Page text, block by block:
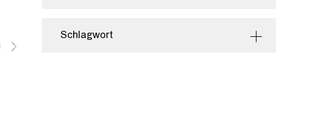
Schlagwort